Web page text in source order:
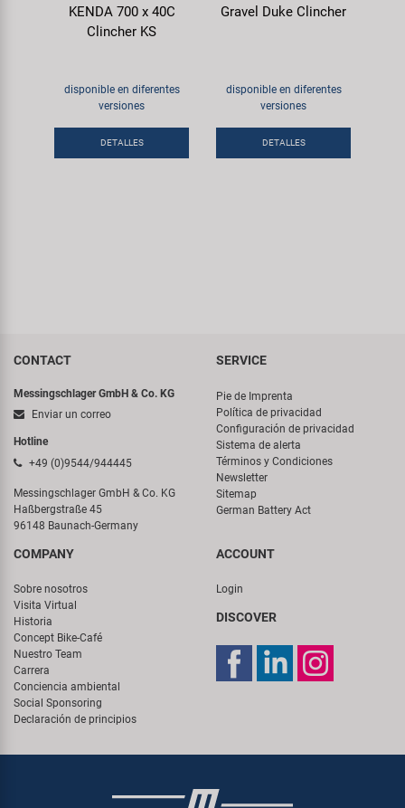
KENDA 700 x 40C
Clincher KS
disponible en diferentes
versiones
DETALLES
Gravel Duke Clincher
disponible en diferentes
versiones
DETALLES
CONTACT
Messingschlager GmbH & Co. KG
Enviar un correo
Hotline
+49 (0)9544/944445
Messingschlager GmbH & Co. KG
Haßbergstraße 45
96148 Baunach-Germany
SERVICE
Pie de Imprenta
Política de privacidad
Configuración de privacidad
Sistema de alerta
Términos y Condiciones
Newsletter
Sitemap
German Battery Act
COMPANY
Sobre nosotros
Visita Virtual
Historia
Concept Bike-Café
Nuestro Team
Carrera
Conciencia ambiental
Social Sponsoring
Declaración de principios
ACCOUNT
Login
DISCOVER